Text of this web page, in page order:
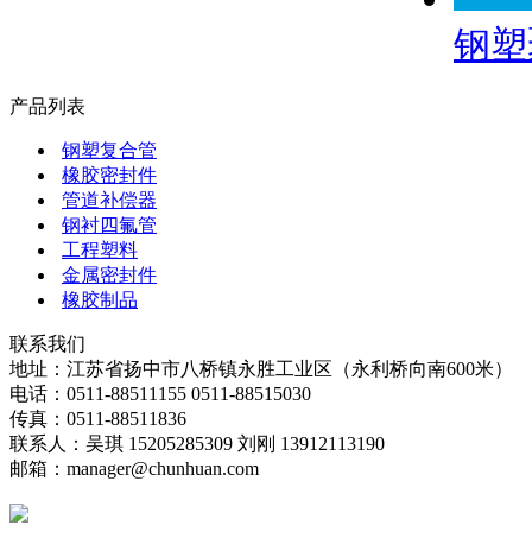
钢
产品列表
钢塑复合管
橡胶密封件
管道补偿器
钢衬四氟管
工程塑料
金属密封件
橡胶制品
联系我们
地址：江苏省扬中市八桥镇永胜工业区（永利桥向南600米）
电话：0511-88511155 0511-88515030
传真：0511-88511836
联系人：吴琪 15205285309 刘刚 13912113190
邮箱：manager@chunhuan.com